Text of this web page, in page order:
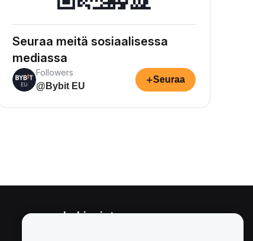
Seuraa meitä sosiaalisessa
mediassa
Followers
@Bybit EU
+Seuraa
Lakiasiat